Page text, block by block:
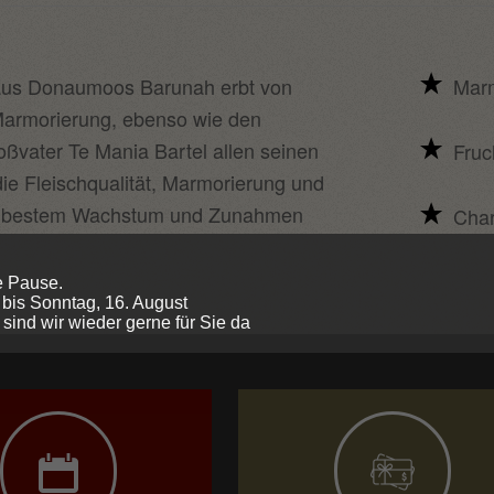
Donaumoos Barunah erbt von
ebenso wie den
Te Mania Bartel allen seinen
Fleischqualität, Marmorierung und
Wachstum und Zunahmen
Pause.
Sonntag, 16. August
wir wieder gerne für Sie da